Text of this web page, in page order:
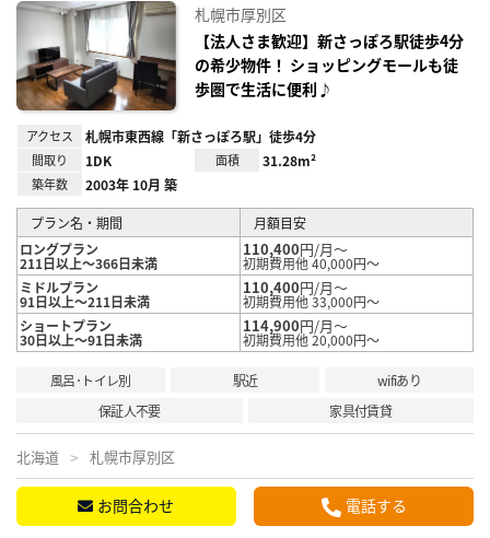
録
札幌市厚別区
【法人さま歓迎】新さっぽろ駅徒歩4分
の希少物件！ ショッピングモールも徒
歩圏で生活に便利♪
アクセス 札幌市東西線「新さっぽろ駅」徒歩4分
間取り 1DK 面積 31.28m²
築年数 2003年 10月 築
プラン名・期間
月額目安
ロングプラン
211日以上～366日未満
110,400円/月～
初期費用他 40,000円～
ミドルプラン
91日以上～211日未満
110,400円/月～
初期費用他 33,000円～
ショートプラン
30日以上～91日未満
114,900円/月～
初期費用他 20,000円～
風呂･トイレ別 駅近
wifiあり
保証人不要
家具付賃貸
北海道 札幌市厚別区
お問合わせ 電話する